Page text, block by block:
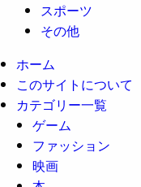
スポーツ
その他
ホーム
このサイトについて
カテゴリー一覧
ゲーム
ファッション
映画